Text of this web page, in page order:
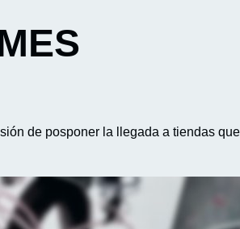
de posponer la llegada a tiendas